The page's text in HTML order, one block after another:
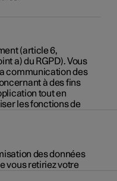
(article 6,
a) du RGPD). Vous
communication des
à des fins
tout en
les fonctions de
des données
vous retiriez votre